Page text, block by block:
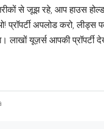
से जूझ रहे, आप हाउस
प्रॉपर्टी अपलोड करो, लीड्स
लाखों यूज़र्स आपकी प्रॉपर्टी